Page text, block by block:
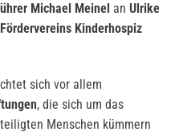
Michael Meinel an Ulrike
Kinderhospiz
sich vor allem
, die sich um das
Menschen kümmern